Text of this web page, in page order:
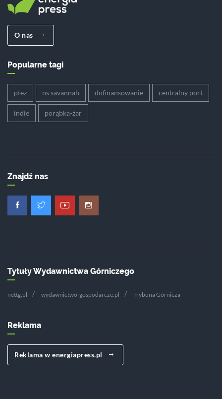
O nas
Popularne tagi
ptez ns savannah dofinansowanie centralny port
indie porąbka-żar
Znajdź nas
Tytuły Wydawnictwa Górniczego
nettg.pl wydawnictwo-gospodarcze.pl Trybuna Górnicza
Reklama
Reklama w energiapress.pl